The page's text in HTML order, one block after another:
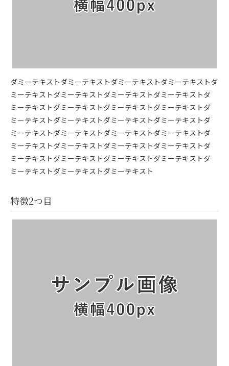
ダミーテキストダミーテキストダミーテキストダミーテキストダ
ミーテキストダミーテキストダミーテキストダミーテキストダ
ミーテキストダミーテキストダミーテキストダミーテキストダ
ミーテキストダミーテキストダミーテキストダミーテキストダ
ミーテキストダミーテキストダミーテキストダミーテキストダ
ミーテキストダミーテキストダミーテキストダミーテキストダ
ミーテキストダミーテキストダミーテキストダミーテキストダ
ミーテキストダミーテキストダミーテキスト
特徴2つ目